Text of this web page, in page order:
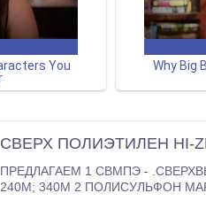
СВЕРХ ПОЛИЭТИЛЕН HI-
ПРЕДЛАГАЕМ 1 СВМПЭ - .СВЕРХВЫСОКОМОЛЕКУЛЯРНЫЙ ПОЛИЭТИЛЕН HI-ZEX MILLION; ПОРОШОК белого цвета; МАРКИ -
240М; 340М 2 ПОЛИСУЛЬФОН МАРКИ - UDEL прозрачные гранулы - PSN M1 гранулы коричневый цвет - ПСК - 1 порошок